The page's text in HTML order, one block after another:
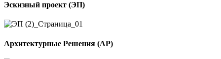
Эскизный проект (ЭП)
Архитектурные Решения (АР)